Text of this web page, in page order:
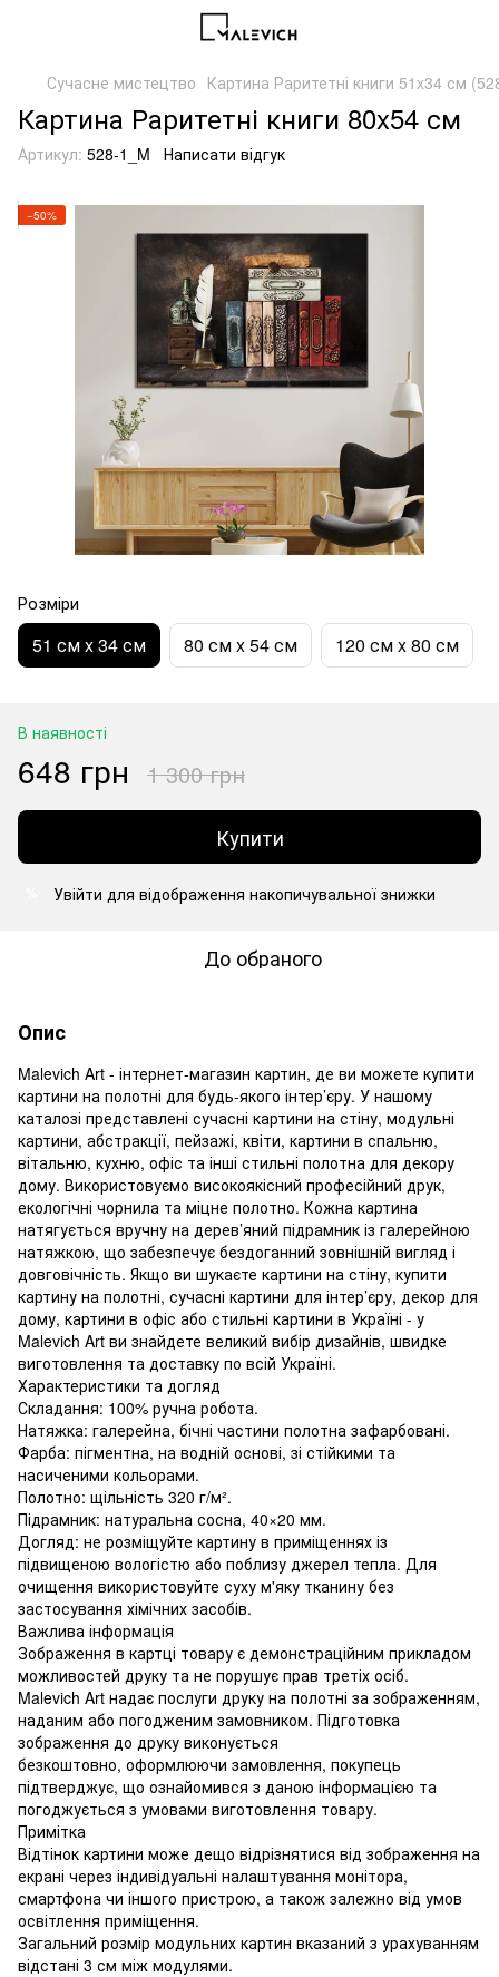
Сучасне мистецтво Картина Раритетні книги 51x34 см
Картина Раритетні книги 80x54 см
Артикул: 528-1_M Написати відгук
−50%
Розміри
51 см x 34 см 80 см x 54 см 120 см x 80 см
В наявності
648 грн 1 300 грн
Купити
Увійти для відображення накопичувальної знижки
До обраного
Опис
Malevich Art - інтернет-магазин картин, де ви можете купити
картини на полотні для будь-якого інтер’єру. У нашому
каталозі представлені сучасні картини на стіну, модульні
картини, абстракції, пейзажі, квіти, картини в спальню,
вітальню, кухню, офіс та інші стильні полотна для декору
дому. Використовуємо високоякісний професійний друк,
екологічні чорнила та міцне полотно. Кожна картина
натягується вручну на дерев’яний підрамник із галерейною
натяжкою, що забезпечує бездоганний зовнішній вигляд і
довговічність. Якщо ви шукаєте картини на стіну, купити
картину на полотні, сучасні картини для інтер’єру, декор для
дому, картини в офіс або стильні картини в Україні - у
Malevich Art ви знайдете великий вибір дизайнів, швидке
виготовлення та доставку по всій Україні.
Характеристики та догляд
Складання: 100% ручна робота.
Натяжка: галерейна, бічні частини полотна зафарбовані.
Фарба: пігментна, на водній основі, зі стійкими та
насиченими кольорами.
Полотно: щільність 320 г/м².
Підрамник: натуральна сосна, 40×20 мм.
Догляд: не розміщуйте картину в приміщеннях із
підвищеною вологістю або поблизу джерел тепла. Для
очищення використовуйте суху м'яку тканину без
застосування хімічних засобів.
Важлива інформація
Зображення в картці товару є демонстраційним прикладом
можливостей друку та не порушує прав третіх осіб.
Malevich Art надає послуги друку на полотні за зображенням,
наданим або погодженим замовником. Підготовка
зображення до друку виконується
безкоштовно, оформлюючи замовлення, покупець
підтверджує, що ознайомився з даною інформацією та
погоджується з умовами виготовлення товару.
Примітка
Відтінок картини може дещо відрізнятися від зображення на
екрані через індивідуальні налаштування монітора,
смартфона чи іншого пристрою, а також залежно від умов
освітлення приміщення.
Загальний розмір модульних картин вказаний з урахуванням
відстані 3 см між модулями.